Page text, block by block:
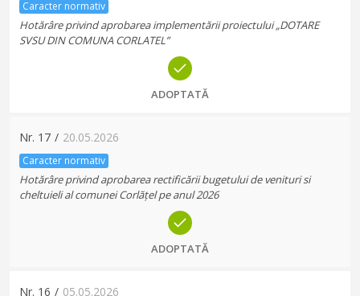
Caracter normativ
Hotărâre privind aprobarea implementării proiectului „DOTARE
SVSU DIN COMUNA CORLATEL”
ADOPTATĂ
Nr. 17 / 20.05.2026
Caracter normativ
Hotărâre privind aprobarea rectificării bugetului de venituri si
cheltuieli al comunei Corlățel pe anul 2026
ADOPTATĂ
Nr. 16 / 05.05.2026